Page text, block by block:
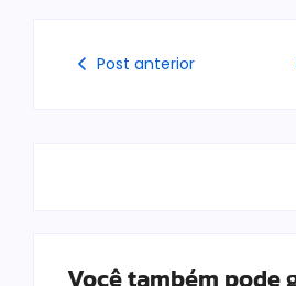
Post anterior
Você também pode